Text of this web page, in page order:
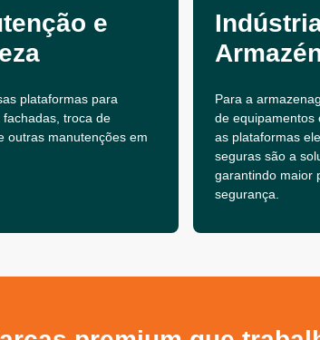
e
plataformas para
fachadas, troca de
outras manutenções em
Para a
de equipamentos
as plataformas
seguras são a
garantindo maior
segurança.